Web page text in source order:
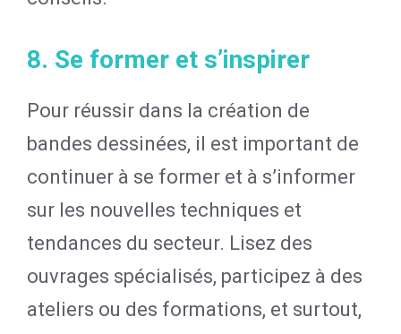
8. Se former et s’inspirer
Pour réussir dans la création de
bandes dessinées, il est important de
continuer à se former et à s’informer
sur les nouvelles techniques et
tendances du secteur. Lisez des
ouvrages spécialisés, participez à des
ateliers ou des formations, et surtout,